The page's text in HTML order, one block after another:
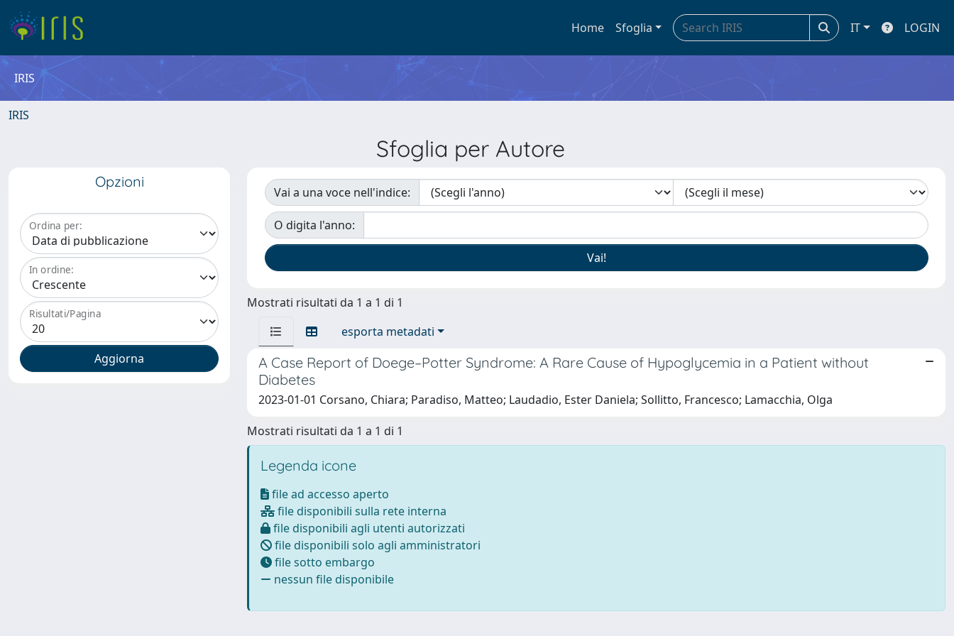
Home Sfoglia IT LOGIN
IRIS
IRIS
Sfoglia per Autore
Opzioni
Ordina per:
In ordine:
Risultati/Pagina
Vai a una voce nell'indice:
O digita l'anno:
Mostrati risultati da 1 a 1 di 1
esporta metadati
A Case Report of Doege–Potter Syndrome: A Rare Cause of Hypoglycemia in a Patient without
Diabetes
2023-01-01 Corsano, Chiara; Paradiso, Matteo; Laudadio, Ester Daniela; Sollitto, Francesco; Lamacchia, Olga
Mostrati risultati da 1 a 1 di 1
Legenda icone
file ad accesso aperto
file disponibili sulla rete interna
file disponibili agli utenti autorizzati
file disponibili solo agli amministratori
file sotto embargo
nessun file disponibile